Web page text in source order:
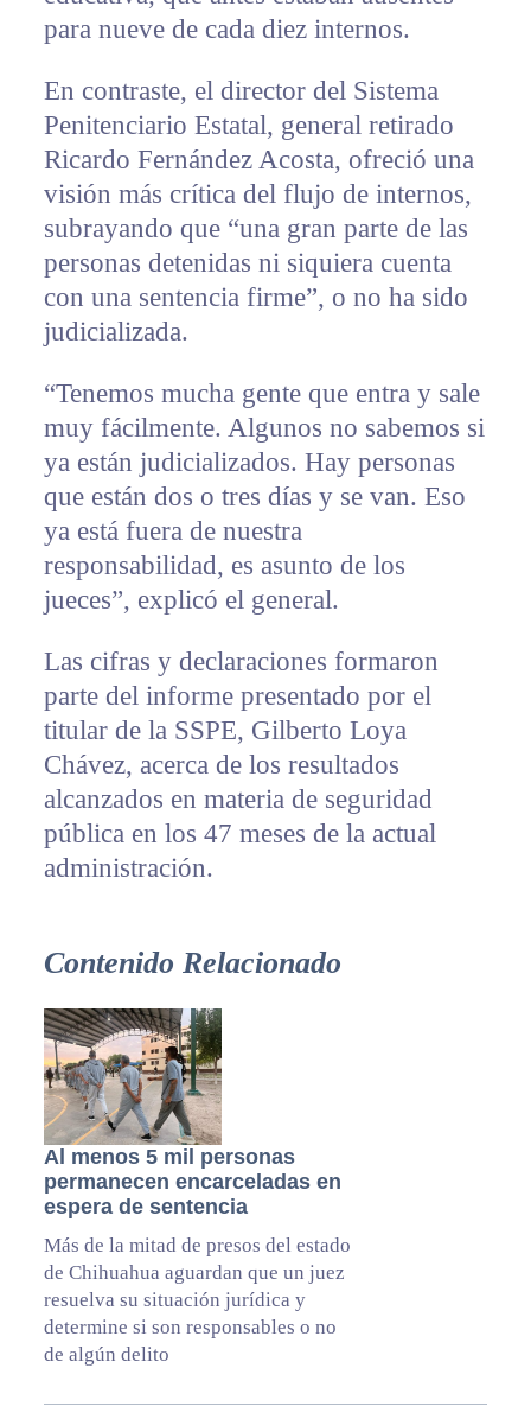
para nueve de cada diez internos.
En contraste, el director del Sistema
Penitenciario Estatal, general retirado
Ricardo Fernández Acosta, ofreció una
visión más crítica del flujo de internos,
subrayando que “una gran parte de las
personas detenidas ni siquiera cuenta
con una sentencia firme”, o no ha sido
judicializada.
“Tenemos mucha gente que entra y sale
muy fácilmente. Algunos no sabemos si
ya están judicializados. Hay personas
que están dos o tres días y se van. Eso
ya está fuera de nuestra
responsabilidad, es asunto de los
jueces”, explicó el general.
Las cifras y declaraciones formaron
parte del informe presentado por el
titular de la SSPE, Gilberto Loya
Chávez, acerca de los resultados
alcanzados en materia de seguridad
pública en los 47 meses de la actual
administración.
Contenido Relacionado
Al menos 5 mil personas
permanecen encarceladas en
espera de sentencia
Más de la mitad de presos del estado
de Chihuahua aguardan que un juez
resuelva su situación jurídica y
determine si son responsables o no
de algún delito